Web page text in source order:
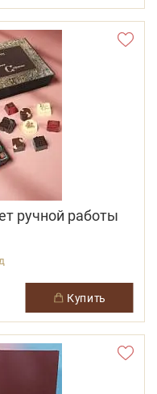
ручной работы
купить